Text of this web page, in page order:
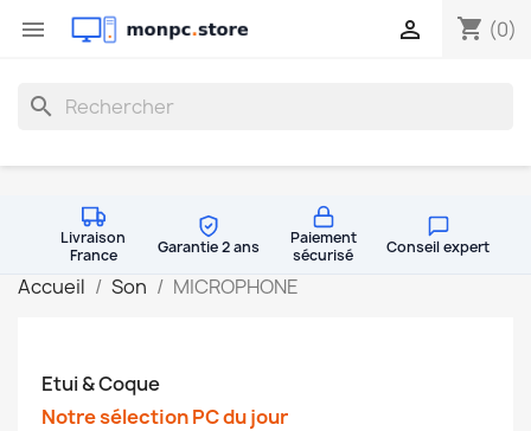
 shopping_cart (0)

search
Livraison
France
Garantie 2 ans
Paiement
sécurisé
Conseil expert
Accueil Son MICROPHONE
Etui & Coque
Notre sélection PC du jour